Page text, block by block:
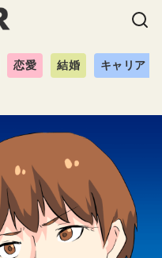
恋愛 結婚 キャリア